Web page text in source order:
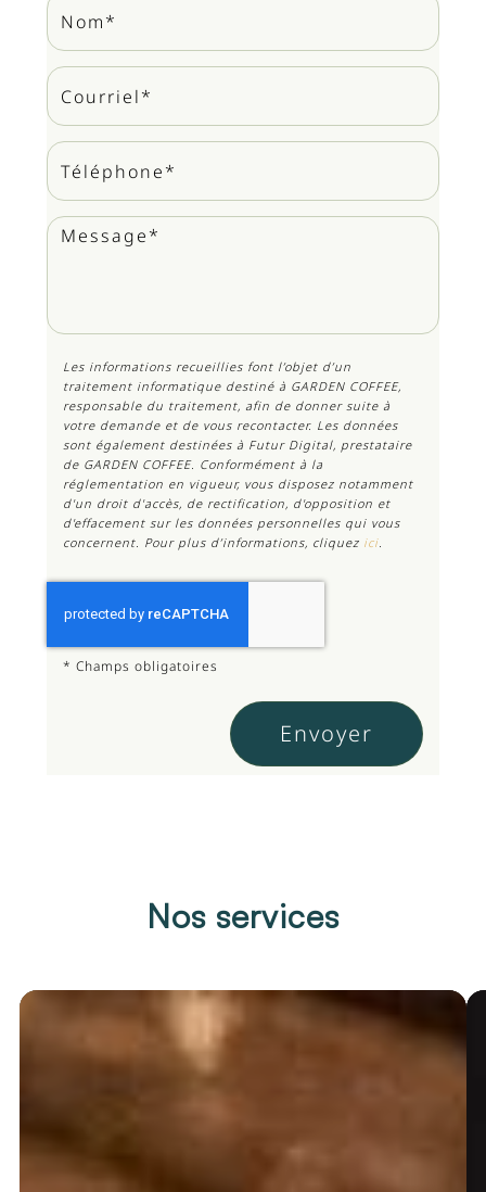
Les informations recueillies font l’objet d’un
traitement informatique destiné à GARDEN COFFEE,
responsable du traitement, afin de donner suite à
votre demande et de vous recontacter. Les données
sont également destinées à Futur Digital, prestataire
de GARDEN COFFEE. Conformément à la
réglementation en vigueur, vous disposez notamment
d'un droit d'accès, de rectification, d'opposition et
d'effacement sur les données personnelles qui vous
concernent. Pour plus d’informations, cliquez ici.
* Champs obligatoires
Nos services